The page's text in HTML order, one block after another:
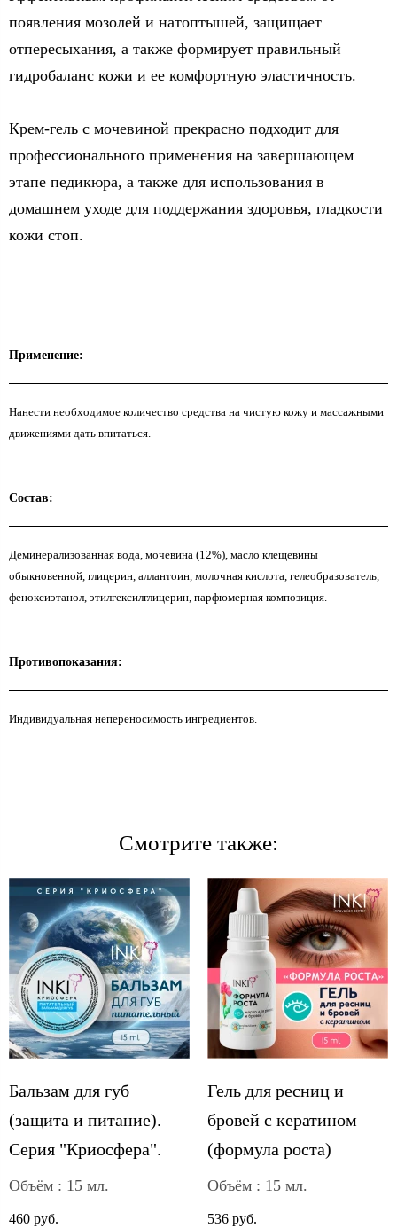
появления мозолей и натоптышей, защищает
отпересыхания, а также формирует правильный
гидробаланс кожи и ее комфортную эластичность.
Крем-гель с мочевиной прекрасно подходит для
профессионального применения на завершающем
этапе педикюра, а также для использования в
домашнем уходе для поддержания здоровья, гладкости
кожи стоп.
Применение:
Нанести необходимое количество средства на чистую кожу и массажными
движениями дать впитаться.
Состав:
Деминерализованная вода, мочевина (12%), масло клещевины
обыкновенной, глицерин, аллантоин, молочная кислота, гелеобразователь,
феноксиэтанол, этилгексилглицерин, парфюмерная композиция.
Противопоказания:
Индивидуальная непереносимость ингредиентов.
Смотрите также:
Бальзам для губ
(защита и питание).
Серия "Криосфера".
Объём : 15 мл.
460 руб.
Гель для ресниц и
бровей с кератином
(формула роста)
Объём : 15 мл.
536 руб.